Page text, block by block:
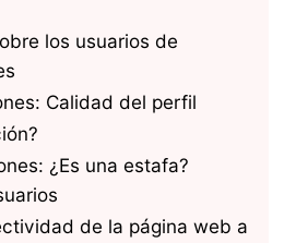
los usuarios de
Calidad del perfil
¿Es una estafa?
de la página web a